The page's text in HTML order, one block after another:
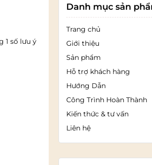
1 số lưu ý
Danh mục sản
Trang chủ
Giới thiệu
Sản phẩm
Hỗ trợ khách hàng
Hướng Dẫn
Công Trình Hoàn Thành
Kiến thức & tư vấn
Liên hệ